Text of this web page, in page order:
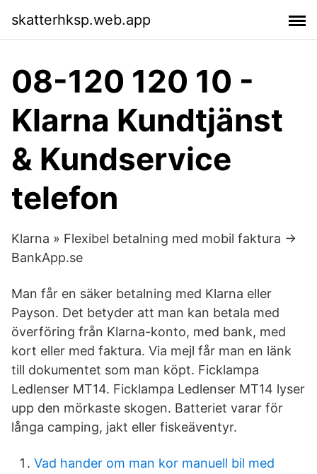
skatterhksp.web.app
08-120 120 10 -
Klarna Kundtjänst
& Kundservice
telefon
Klarna » Flexibel betalning med mobil faktura →
BankApp.se
Man får en säker betalning med Klarna eller
Payson. Det betyder att man kan betala med
överföring från Klarna-konto, med bank, med
kort eller med faktura. Via mejl får man en länk
till dokumentet som man köpt. Ficklampa
Ledlenser MT14. Ficklampa Ledlenser MT14 lyser
upp den mörkaste skogen. Batteriet varar för
långa camping, jakt eller fiskeäventyr.
Vad hander om man kor manuell bil med